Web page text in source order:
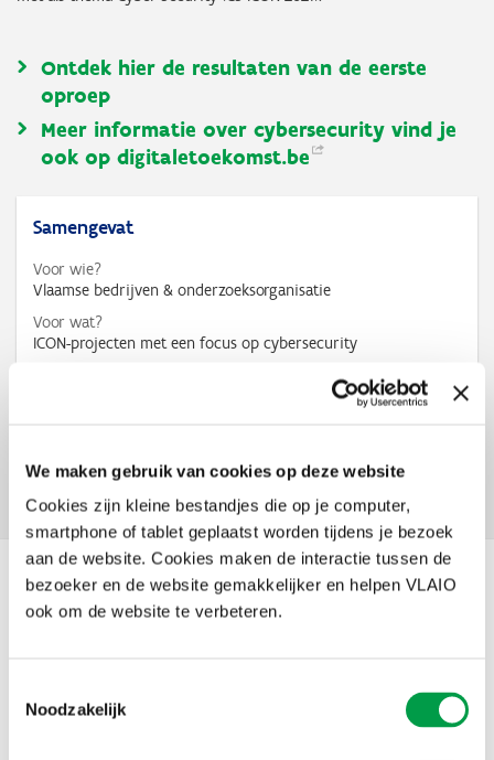
We maken gebruik van cookies op deze website
Cookies zijn kleine bestandjes die op je computer,
smartphone of tablet geplaatst worden tijdens je bezoek
aan de website. Cookies maken de interactie tussen de
bezoeker en de website gemakkelijker en helpen VLAIO
ook om de website te verbeteren.
Noodzakelijk
Ontdek hier de resultaten van de eerste
oproep
Meer informatie over cybersecurity vind je
ook op digitaletoekomst.be
Samengevat
Voor wie?
Vlaamse bedrijven & onderzoeksorganisatie
Voor wat?
ICON-projecten met een focus op cybersecurity
bedrijfsdeel wordt gesteund aan 60%, 50% of 40%,
Delen: Facebook
X LinkedIn
EmailWhatsApp
Share
Nieuws